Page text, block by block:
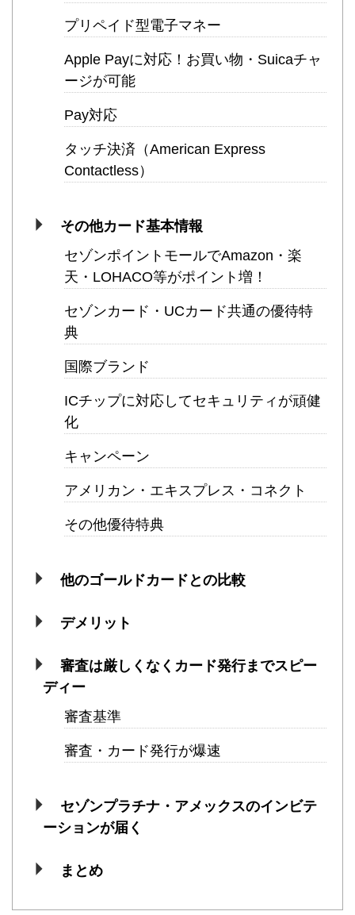
プリペイド型電子マネー
Apple Payに対応！お買い物・Suicaチャ
ージが可能
Pay対応
タッチ決済（American Express
Contactless）
その他カード基本情報
セゾンポイントモールでAmazon・楽
天・LOHACO等がポイント増！
セゾンカード・UCカード共通の優待特
典
国際ブランド
ICチップに対応してセキュリティが頑健
化
キャンペーン
アメリカン・エキスプレス・コネクト
その他優待特典
他のゴールドカードとの比較
デメリット
審査は厳しくなくカード発行までスピー
ディー
審査基準
審査・カード発行が爆速
セゾンプラチナ・アメックスのインビテ
ーションが届く
まとめ